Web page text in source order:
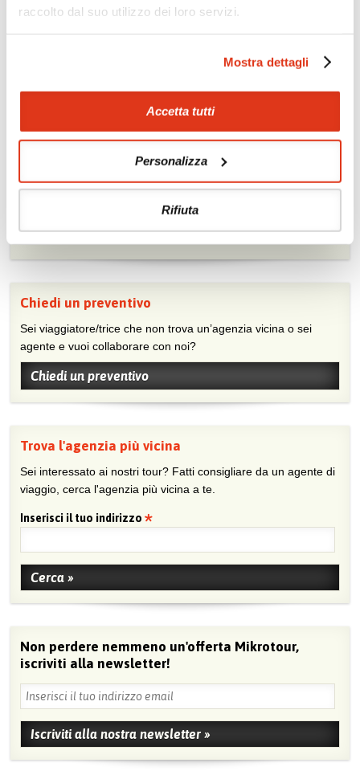
raccolto dal suo utilizzo dei loro servizi.
Mostra dettagli
Accetta tutti
Personalizza
Rifiuta
Offerte
Quotazioni di alcune proposte di viaggio, modificabili su
Mostraci le tue foto su Facebook
Condividi con gli altri viaggiatori le tue esperienze e scambia
Chiedi un preventivo
Sei viaggiatore/trice che non trova un’agenzia vicina o sei
agente e vuoi collaborare con noi?
Chiedi un preventivo
Trova l'agenzia più vicina
Sei interessato ai nostri tour? Fatti consigliare da un agente di
viaggio, cerca l'agenzia più vicina a te.
Inserisci il tuo indirizzo
Non perdere nemmeno un'offerta Mikrotour,
iscriviti alla newsletter!